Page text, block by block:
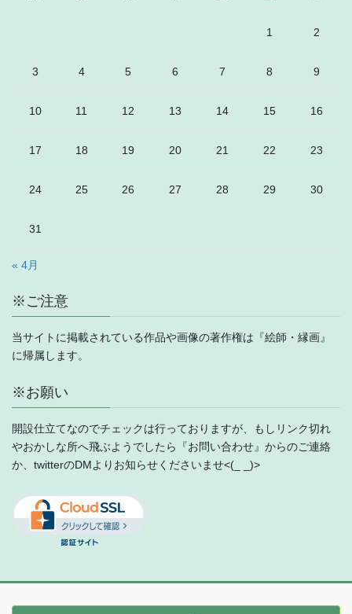
1 2
3 4 5 6 7 8 9
10 11 12 13 14 15 16
17 18 19 20 21 22 23
24 25 26 27 28 29 30
31
« 4月
※ご注意
当サイトに掲載されている作品や画像の著作権は『絵師・縁画』
に帰属します。
※お願い
開設仕立てなのでチェックは行っておりますが、もしリンク切れ
やおかしな所へ飛ぶようでしたら『お問い合わせ』からのご連絡
か、twitterのDMよりお知らせくださいませ<(_ _)>